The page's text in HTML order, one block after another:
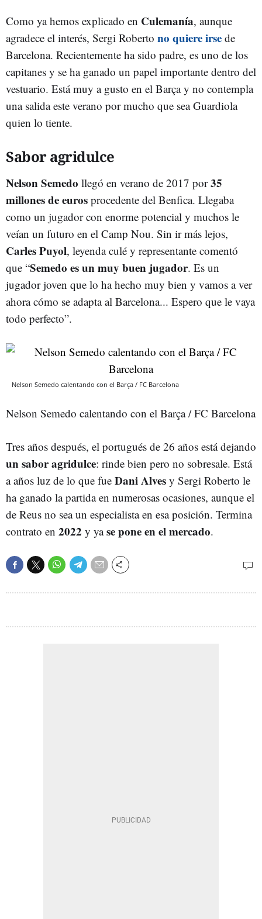
Como ya hemos explicado en Culemanía, aunque
agradece el interés, Sergi Roberto no quiere irse de
Barcelona. Recientemente ha sido padre, es uno de los
capitanes y se ha ganado un papel importante dentro del
vestuario. Está muy a gusto en el Barça y no contempla
una salida este verano por mucho que sea Guardiola
quien lo tiente.
Sabor agridulce
Nelson Semedo llegó en verano de 2017 por35
millones de euros procedente del Benfica. Llegaba
como un jugador con enorme potencial y muchos le
veían un futuro en el Camp Nou. Sin ir más lejos,
Carles Puyol, leyenda culé y representante comentó
que “Semedo es un muy buen jugador. Es un
jugador joven que lo ha hecho muy bien y vamos a ver
ahora cómo se adapta al Barcelona... Espero que le vaya
todo perfecto”.
Nelson Semedo calentando con el Barça / FC Barcelona
Nelson Semedo calentando con el Barça / FC Barcelona
Tres años después, el portugués de 26 años está dejando
un sabor agridulce: rinde bien pero no sobresale. Está
a años luz de lo que fue Dani Alves y Sergi Roberto le
ha ganado la partida en numerosas ocasiones, aunque el
de Reus no sea un especialista en esa posición. Termina
contrato en 2022 y yase pone en el mercado.